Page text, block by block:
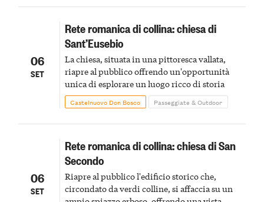
06
SET
Rete romanica di collina: chiesa di
Sant’Eusebio
La chiesa, situata in una pittoresca vallata,
riapre al pubblico offrendo un'opportunità
unica di esplorare un luogo ricco di storia
Castelnuovo Don Bosco Passeggiate & Outdoor
06
SET
Rete romanica di collina: chiesa di San
Secondo
Riapre al pubblico l'edificio storico che,
circondato da verdi colline, si affaccia su un